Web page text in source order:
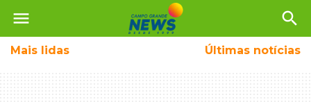
menu search
Mais lidas Últimas notícias